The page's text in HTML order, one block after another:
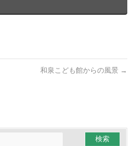
和泉こども館からの風景 →